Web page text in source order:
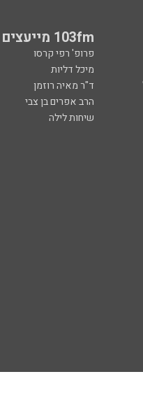
103fm מייעצים
פרופ' רפי קרסו
מיכל דליות
ד"ר מאיה רוזמן
הרב אפרים בן צבי
שיחות לילה